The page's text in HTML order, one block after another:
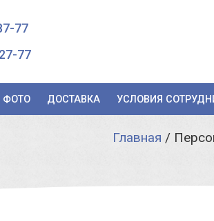
77
77
ФОТО ДОСТАВКА УСЛОВИЯ
Главная /